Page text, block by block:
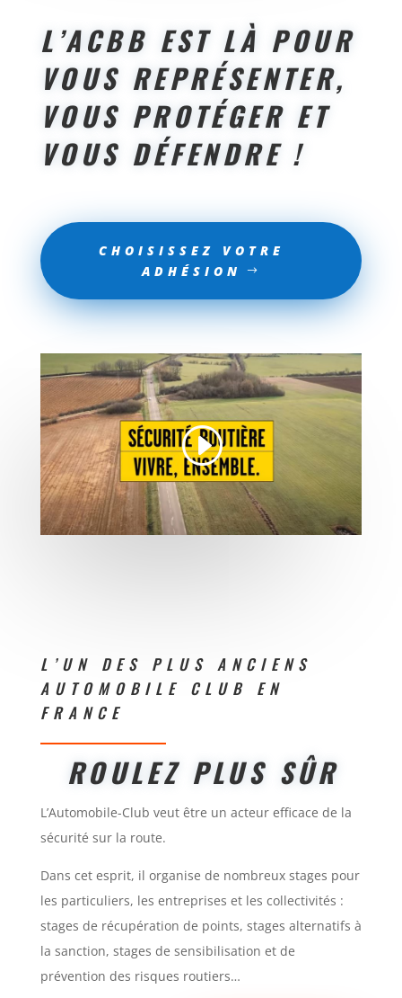
L’ACBB EST LÀ POUR
VOUS REPRÉSENTER,
VOUS PROTÉGER ET
VOUS DÉFENDRE !
CHOISISSEZ VOTRE
ADHÉSION
L’UN DES PLUS ANCIENS
AUTOMOBILE CLUB EN
FRANCE
ROULEZ PLUS SÛR
L’Automobile-Club veut être un acteur efficace de la
sécurité sur la route.
Dans cet esprit, il organise de nombreux stages pour
les particuliers, les entreprises et les collectivités :
stages de récupération de points, stages alternatifs à
la sanction, stages de sensibilisation et de
prévention des risques routiers…